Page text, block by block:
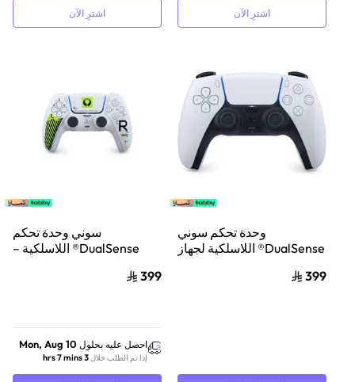
اشترِ الآن اشترِ الآن
وحدة تحكم سوني
DualSense® اللاسلكية لجهاز
399
سوني وحدة تحكم
DualSense® اللاسلكية –
399
احصل عليه بحلول Mon, Aug 10
إذا تم الطلب خلال3 hrs 7 mins